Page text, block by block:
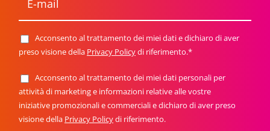
i
*
P
r
i
a
c
y
o
Acconsento al trattamento dei miei dati e dichiaro di aver
preso visione della Privacy Policydi riferimento.*
N
e
s
l
Acconsento al trattamento dei miei dati personali per
attività di marketing e informazioni relative alle vostre
iniziative promozionali e commerciali e dichiaro di aver preso
visione della Privacy Policydi riferimento.